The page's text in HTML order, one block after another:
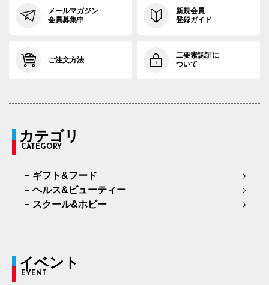
メールマガジン
会員募集中
新規会員
登録ガイド
ご注文方法
二要素認証に
ついて
カテゴリ
CATEGORY
ギフト&フード
ヘルス&ビューティー
スクール&ホビー
イベント
EVENT